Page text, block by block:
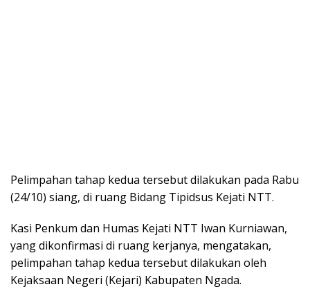
Pelimpahan tahap kedua tersebut dilakukan pada Rabu
(24/10) siang, di ruang Bidang Tipidsus Kejati NTT.
Kasi Penkum dan Humas Kejati NTT Iwan Kurniawan,
yang dikonfirmasi di ruang kerjanya, mengatakan,
pelimpahan tahap kedua tersebut dilakukan oleh
Kejaksaan Negeri (Kejari) Kabupaten Ngada.